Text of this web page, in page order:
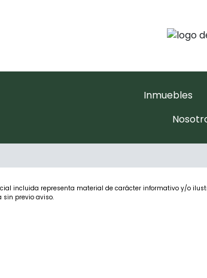
Inmuebles
incluida representa material de carácter informativo y/o
sin previo aviso.